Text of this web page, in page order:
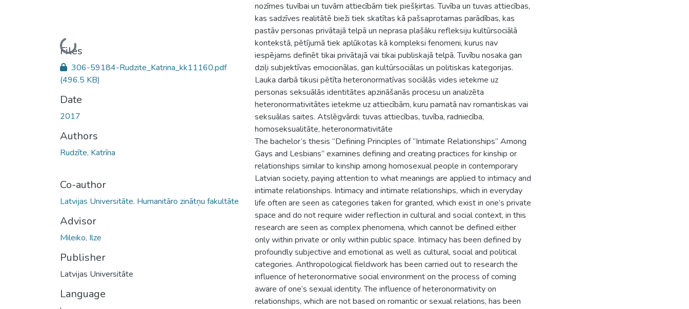
Loading...
Files
306-59184-Rudzite_Katrina_kk11160.pdf
(496.5 KB)
Date
2017
Authors
Rudzīte, Katrīna
Co-author
Latvijas Universitāte. Humanitāro zinātņu fakultāte
Advisor
Mileiko, Ilze
Publisher
Latvijas Universitāte
Language
nozīmes tuvībai un tuvām attiecībām tiek piešķirtas. Tuvība un tuvas attiecības,
kas sadzīves realitātē bieži tiek skatītas kā pašsaprotamas parādības, kas
pastāv personas privātajā telpā un neprasa plašāku refleksiju kultūrsociālā
kontekstā, pētījumā tiek aplūkotas kā kompleksi fenomeni, kurus nav
iespējams definēt tikai privātajā vai tikai publiskajā telpā. Tuvību nosaka gan
dziļi subjektīvas emocionālas, gan kultūrsociālas un politiskas kategorijas.
Lauka darbā tikusi pētīta heteronormatīvas sociālās vides ietekme uz
personas seksuālās identitātes apzināšanās procesu un analizēta
heteronormativitātes ietekme uz attiecībām, kuru pamatā nav romantiskas vai
seksuālas saites. Atslēgvārdi: tuvas attiecības, tuvība, radniecība,
homoseksualitāte, heteronormativitāte
The bachelor’s thesis “Defining Principles of “Intimate Relationships” Among
Gays and Lesbians” examines defining and creating practices for kinship or
relationships similar to kinship among homosexual people in contemporary
Latvian society, paying attention to what meanings are applied to intimacy and
intimate relationships. Intimacy and intimate relationships, which in everyday
life often are seen as categories taken for granted, which exist in one’s private
space and do not require wider reflection in cultural and social context, in this
research are seen as complex phenomena, which cannot be defined either
only within private or only within public space. Intimacy has been defined by
profoundly subjective and emotional as well as cultural, social and political
categories. Anthropological fieldwork has been carried out to research the
influence of heteronormative social environment on the process of coming
aware of one’s sexual identity. The influence of heteronormativity on
relationships, which are not based on romantic or sexual relations, has been